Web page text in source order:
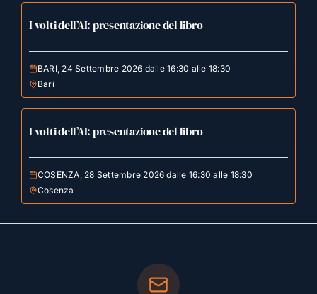
I volti dell’AI: presentazione del libro
BARI, 24 Settembre 2026 dalle 16:30 alle 18:30
Bari
I volti dell’AI: presentazione del libro
COSENZA, 28 Settembre 2026 dalle 16:30 alle 18:30
Cosenza